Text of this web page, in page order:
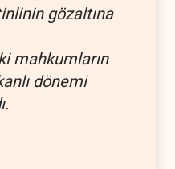
gözaltına
mahkumların
dönemi